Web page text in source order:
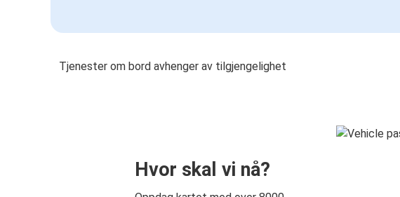
Tjenester om bord avhenger av tilgjengelighet
Hvor skal vi nå?